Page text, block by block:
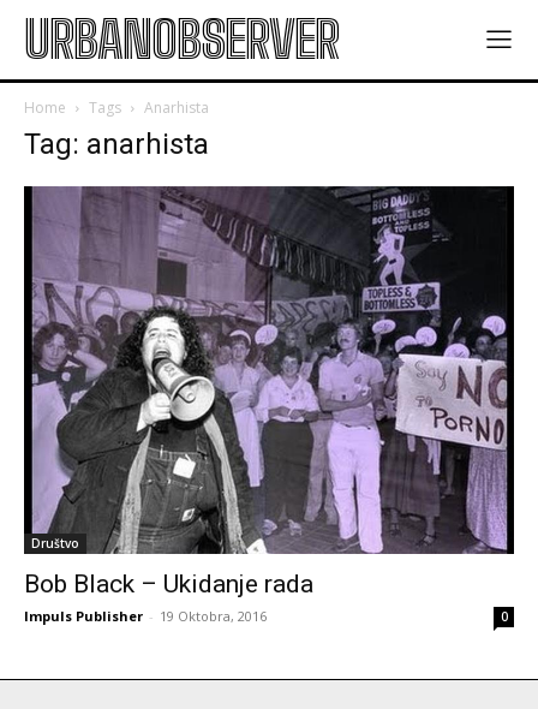
URBANOBSERVER
Home Tags Anarhista
Tag: anarhista
Društvo
Bob Black – Ukidanje rada
Impuls Publisher - 19 Oktobra, 2016 0